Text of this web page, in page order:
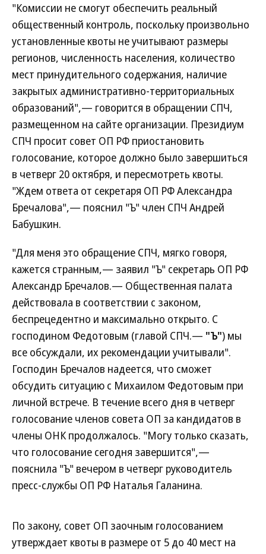
"Комиссии не смогут обеспечить реальный
общественный контроль, поскольку произвольно
установленные квоты не учитывают размеры
регионов, численность населения, количество
мест принудительного содержания, наличие
закрытых административно-территориальных
образований",— говорится в обращении СПЧ,
размещенном на сайте организации. Президиум
СПЧ просит совет ОП РФ приостановить
голосование, которое должно было завершиться
в четверг 20 октября, и пересмотреть квоты.
"Ждем ответа от секретаря ОП РФ Александра
Бречалова",— пояснил "Ъ" член СПЧ Андрей
Бабушкин.
"Для меня это обращение СПЧ, мягко говоря,
кажется странным,— заявил "Ъ" секретарь ОП РФ
Александр Бречалов.— Общественная палата
действовала в соответствии с законом,
беспрецедентно и максимально открыто. С
господином Федотовым (главой СПЧ.— "Ъ") мы
все обсуждали, их рекомендации учитывали".
Господин Бречалов надеется, что сможет
обсудить ситуацию с Михаилом Федотовым при
личной встрече. В течение всего дня в четверг
голосование членов совета ОП за кандидатов в
члены ОНК продолжалось. "Могу только сказать,
что голосование сегодня завершится",—
пояснила "Ъ" вечером в четверг руководитель
пресс-службы ОП РФ Наталья Галанина.
По закону, совет ОП заочным голосованием
утверждает квоты в размере от 5 до 40 мест на